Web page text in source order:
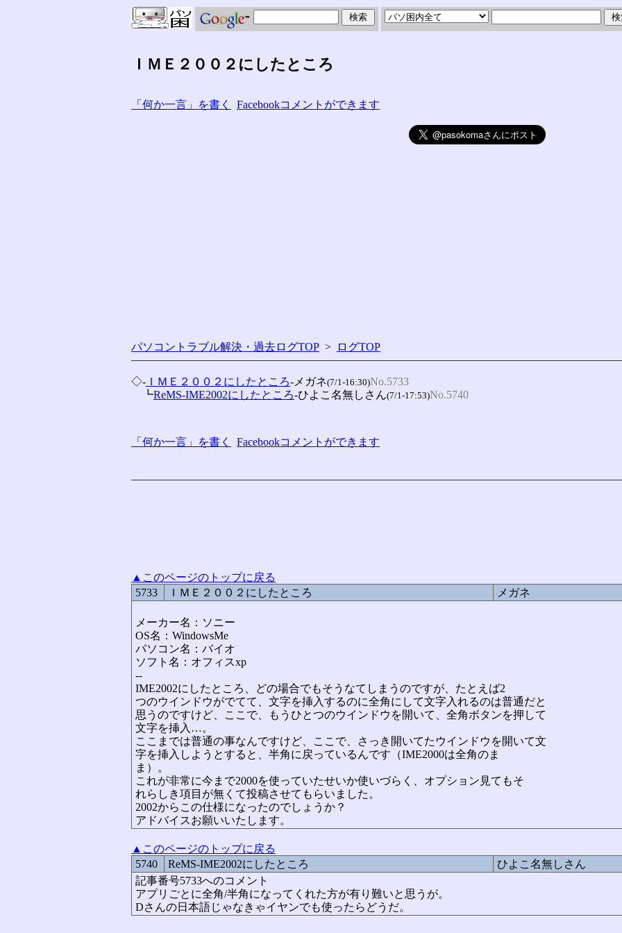
ＩＭＥ２００２にしたところ
「何か一言」を書く Facebookコメントができます
パソコントラブル解決・過去ログTOP > ログTOP
◇- ＩＭＥ２００２にしたところ-メガネ(7/1-16:30)No.5733
┗ReMS-IME2002にしたところ-ひよこ名無しさん(7/1-17:53)No.5740
「何か一言」を書く Facebookコメントができます
▲このページのトップに戻る
5733
ＩＭＥ２００２にしたところ メガネ
メーカー名：ソニー
OS名：WindowsMe
パソコン名：バイオ
ソフト名：オフィスxp
--
IME2002にしたところ、どの場合でもそうなてしまうのですが、たとえば2
つのウインドウがでてて、文字を挿入するのに全角にして文字入れるのは普通だと
思うのですけど、ここで、もうひとつのウインドウを開いて、全角ボタンを押して
文字を挿入…。
ここまでは普通の事なんですけど、ここで、さっき開いてたウインドウを開いて文
字を挿入しようとすると、半角に戻っているんです（IME2000は全角のま
ま）。
これが非常に今まで2000を使っていたせいか使いづらく、オプション見てもそ
れらしき項目が無くて投稿させてもらいました。
2002からこの仕様になったのでしょうか？
アドバイスお願いいたします。
▲このページのトップに戻る
5740
ReMS-IME2002にしたところ
ひよこ名無しさん
記事番号5733へのコメント
アプリごとに全角/半角になってくれた方が有り難いと思うが。
Dさんの日本語じゃなきゃイヤンでも使ったらどうだ。